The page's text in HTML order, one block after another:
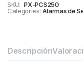
SKU: PX-PCS250
Categories: Alarmas de
Descripción